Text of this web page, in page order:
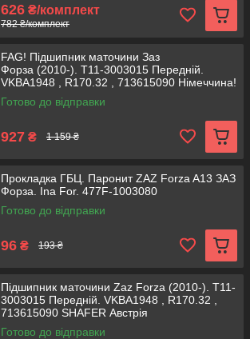
626 ₴/комплект
782 ₴/комплект
FAG! Підшипник маточини Заз
Форза (2010-). T11-3003015 Передній.
VKBA1948 , R170.32 , 713615090 Німеччина!
Готово до відправки
927 ₴ 1 159 ₴
Прокладка ГБЦ. Паронит ZAZ Forza A13 ЗАЗ
Форза. Ina For. 477F-1003080
Готово до відправки
96 ₴ 193 ₴
Підшипник маточини Zaz Forza (2010-). T11-
3003015 Передній. VKBA1948 , R170.32 ,
713615090 SHAFER Австрія
Готово до відправки